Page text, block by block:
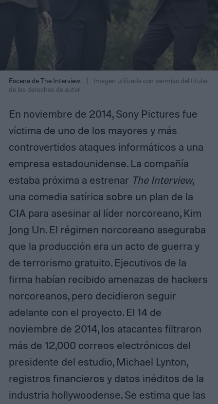
Escena de The Interview.
Imagen utilizada con permiso del titular
de los derechos de autor
En noviembre de 2014, Sony Pictures fue
víctima de uno de los mayores y más
controvertidos ataques informáticos a una
empresa estadounidense. La compañía
estaba próxima a estrenar The Interview,
una comedia satírica sobre un plan de la
CIA para asesinar al líder norcoreano, Kim
Jong Un. El régimen norcoreano aseguraba
que la producción era un acto de guerra y
de terrorismo gratuito. Ejecutivos de la
firma habían recibido amenazas de hackers
norcoreanos, pero decidieron seguir
adelante con el proyecto. El 14 de
noviembre de 2014, los atacantes filtraron
más de 12,000 correos electrónicos del
presidente del estudio, Michael Lynton,
registros financieros y datos inéditos de la
industria hollywoodense. Se estima que las